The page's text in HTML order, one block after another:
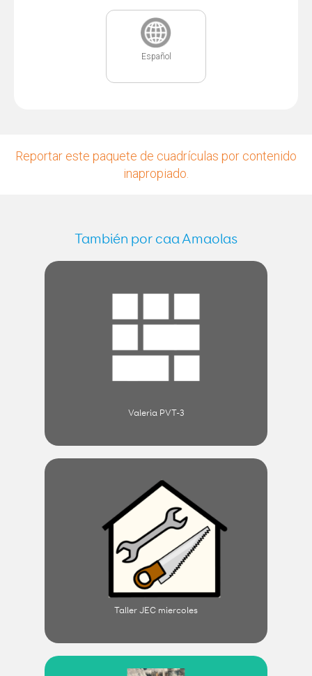
Español
Reportar este paquete de cuadrículas por contenido
inapropiado.
También por caa Amaolas
Valeria PVT-3
Taller JEC miercoles